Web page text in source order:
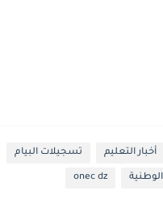
أخبار التعليم تسجيلات البيام
الوطنية onec dz